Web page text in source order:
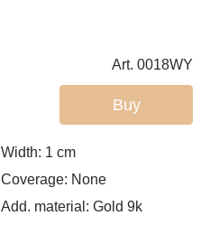
Art. 0018WY
Buy
Width: 1 cm
Coverage: None
Add. material: Gold 9k